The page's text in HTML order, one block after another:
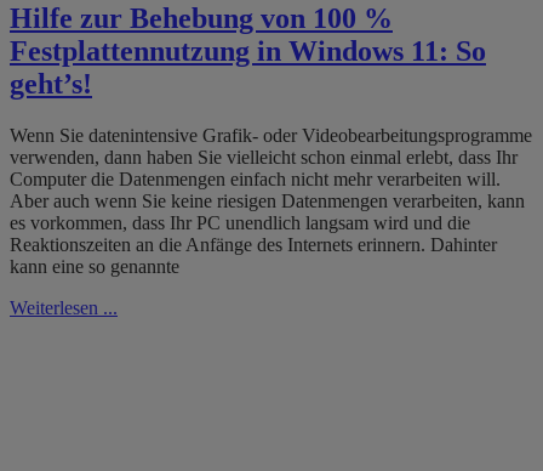
Hilfe zur Behebung von 100 %
Festplattennutzung in Windows 11: So
geht’s!​​
Wenn Sie datenintensive Grafik- oder Videobearbeitungsprogramme
verwenden, dann haben Sie vielleicht schon einmal erlebt, dass Ihr
Computer die Datenmengen einfach nicht mehr verarbeiten will.
Aber auch wenn Sie keine riesigen Datenmengen verarbeiten, kann
es vorkommen, dass Ihr PC unendlich langsam wird und die
Reaktionszeiten an die Anfänge des Internets erinnern. Dahinter
kann eine so genannte
Weiterlesen ...